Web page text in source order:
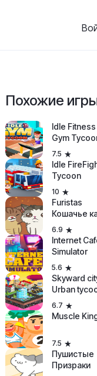
Похожие
Idle Fitness
Gym
Workout
Simulator
Game
7.5
Idle
Tycoon
10
Furistas
Кошачье
6.9
Internet
Simulator
5.6
Skyward
Urban
6.7
Muscle
7.5
Пушистые
Призраки